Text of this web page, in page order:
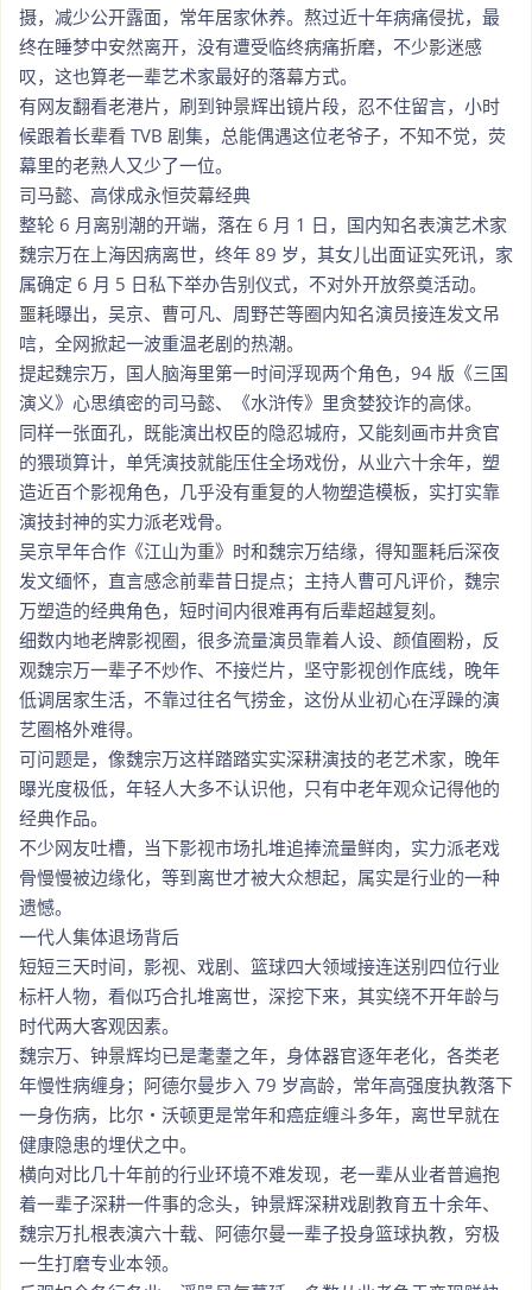
摄，减少公开露面，常年居家休养。熬过近十年病痛侵扰，最
终在睡梦中安然离开，没有遭受临终病痛折磨，不少影迷感
叹，这也算老一辈艺术家最好的落幕方式。
有网友翻看老港片，刷到钟景辉出镜片段，忍不住留言，小时
候跟着长辈看 TVB 剧集，总能偶遇这位老爷子，不知不觉，荧
幕里的老熟人又少了一位。
司马懿、高俅成永恒荧幕经典
整轮 6 月离别潮的开端，落在 6 月 1 日，国内知名表演艺术家
魏宗万在上海因病离世，终年 89 岁，其女儿出面证实死讯，家
属确定 6 月 5 日私下举办告别仪式，不对外开放祭奠活动。
噩耗曝出，吴京、曹可凡、周野芒等圈内知名演员接连发文吊
唁，全网掀起一波重温老剧的热潮。
提起魏宗万，国人脑海里第一时间浮现两个角色，94 版《三国
演义》心思缜密的司马懿、《水浒传》里贪婪狡诈的高俅。
同样一张面孔，既能演出权臣的隐忍城府，又能刻画市井贪官
的猥琐算计，单凭演技就能压住全场戏份，从业六十余年，塑
造近百个影视角色，几乎没有重复的人物塑造模板，实打实靠
演技封神的实力派老戏骨。
吴京早年合作《江山为重》时和魏宗万结缘，得知噩耗后深夜
发文缅怀，直言感念前辈昔日提点；主持人曹可凡评价，魏宗
万塑造的经典角色，短时间内很难再有后辈超越复刻。
细数内地老牌影视圈，很多流量演员靠着人设、颜值圈粉，反
观魏宗万一辈子不炒作、不接烂片，坚守影视创作底线，晚年
低调居家生活，不靠过往名气捞金，这份从业初心在浮躁的演
艺圈格外难得。
可问题是，像魏宗万这样踏踏实实深耕演技的老艺术家，晚年
曝光度极低，年轻人大多不认识他，只有中老年观众记得他的
经典作品。
不少网友吐槽，当下影视市场扎堆追捧流量鲜肉，实力派老戏
骨慢慢被边缘化，等到离世才被大众想起，属实是行业的一种
遗憾。
一代人集体退场背后
短短三天时间，影视、戏剧、篮球四大领域接连送别四位行业
标杆人物，看似巧合扎堆离世，深挖下来，其实绕不开年龄与
时代两大客观因素。
魏宗万、钟景辉均已是耄耋之年，身体器官逐年老化，各类老
年慢性病缠身；阿德尔曼步入 79 岁高龄，常年高强度执教落下
一身伤病，比尔・沃顿更是常年和癌症缠斗多年，离世早就在
健康隐患的埋伏之中。
横向对比几十年前的行业环境不难发现，老一辈从业者普遍抱
着一辈子深耕一件事的念头，钟景辉深耕戏剧教育五十余年、
魏宗万扎根表演六十载、阿德尔曼一辈子投身篮球执教，穷极
一生打磨专业本领。